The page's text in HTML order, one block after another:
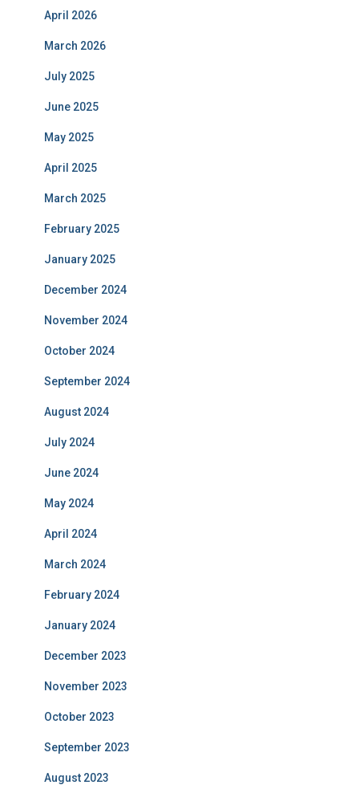
April 2026
March 2026
July 2025
June 2025
May 2025
April 2025
March 2025
February 2025
January 2025
December 2024
November 2024
October 2024
September 2024
August 2024
July 2024
June 2024
May 2024
April 2024
March 2024
February 2024
January 2024
December 2023
November 2023
October 2023
September 2023
August 2023